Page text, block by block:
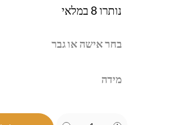
נותרו 8 במלאי
בחר אישה או גבר
מידה